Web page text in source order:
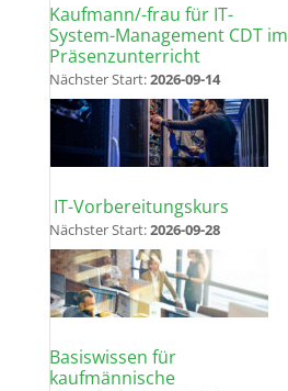
Kaufmann/-frau für IT-
System-Management CDT im
Präsenzunterricht
Nächster Start:2026-09-14
IT-Vorbereitungskurs
Nächster Start:2026-09-28
Basiswissen für
kaufmännische